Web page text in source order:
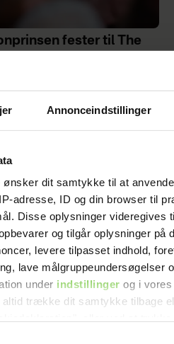
Annonceindstillinger
ønsker dit samtykke til at
adresse, ID og din browser til
Disse oplysninger videregives
og tilgår oplysninger på
levere tilpasset indhold,
lave målgruppeundersøgelser
under indstillinger og i vores
altid trække dit samtykke tilbage
fester til The
Sådan opstod Niels